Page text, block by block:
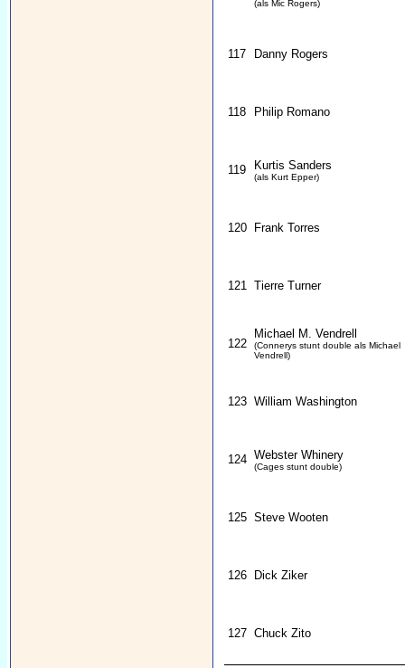
(als Mic Rogers)
117 Danny Rogers
118 Philip Romano
119 Kurtis Sanders
(als Kurt Epper)
120 Frank Torres
121 Tierre Turner
122
Michael M. Vendrell
(Connerys stunt double als Michael
Vendrell)
123 William Washington
124 Webster Whinery
(Cages stunt double)
125 Steve Wooten
126 Dick Ziker
127 Chuck Zito